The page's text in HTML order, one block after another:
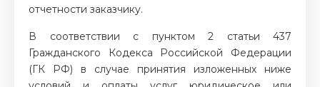
отчетности заказчику.
В соответствии с пунктом 2 статьи 437
Гражданского Кодекса Российской Федерации
(ГК РФ) в случае принятия изложенных ниже